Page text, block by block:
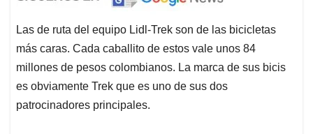
Las de ruta del equipo Lidl-Trek son de las bicicletas
más caras. Cada caballito de estos vale unos 84
millones de pesos colombianos. La marca de sus bicis
es obviamente Trek que es uno de sus dos
patrocinadores principales.